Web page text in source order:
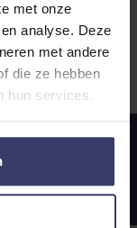
met onze
analyse. Deze
met andere
die ze hebben
hun services.